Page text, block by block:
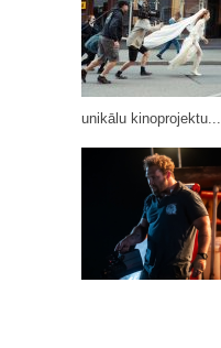
unikālu kinoprojektu...